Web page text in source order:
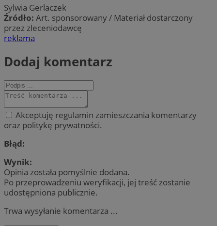
Sylwia Gerlaczek
Źródło: Art. sponsorowany / Materiał dostarczony
przez zleceniodawcę
reklama
Dodaj komentarz
Akceptuję regulamin zamieszczania komentarzy
oraz politykę prywatności.
Błąd:
Wynik:
Opinia została pomyślnie dodana.
Po przeprowadzeniu weryfikacji, jej treść zostanie
udostępniona publicznie.
Trwa wysyłanie komentarza ...